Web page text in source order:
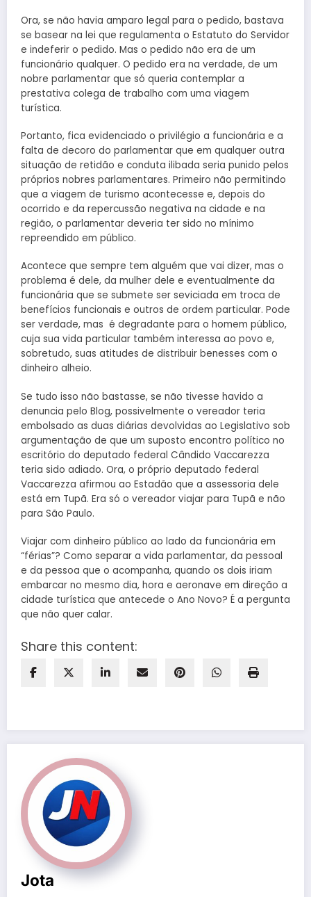
Ora, se não havia amparo legal para o pedido, bastava
se basear na lei que regulamenta o Estatuto do Servidor
e indeferir o pedido. Mas o pedido não era de um
funcionário qualquer. O pedido era na verdade, de um
nobre parlamentar que só queria contemplar a
prestativa colega de trabalho com uma viagem
turística.
Portanto, fica evidenciado o privilégio a funcionária e a
falta de decoro do parlamentar que em qualquer outra
situação de retidão e conduta ilibada seria punido pelos
próprios nobres parlamentares. Primeiro não permitindo
que a viagem de turismo acontecesse e, depois do
ocorrido e da repercussão negativa na cidade e na
região, o parlamentar deveria ter sido no mínimo
repreendido em público.
Acontece que sempre tem alguém que vai dizer, mas o
problema é dele, da mulher dele e eventualmente da
funcionária que se submete ser seviciada em troca de
benefícios funcionais e outros de ordem particular. Pode
ser verdade, mas é degradante para o homem público,
cuja sua vida particular também interessa ao povo e,
sobretudo, suas atitudes de distribuir benesses com o
dinheiro alheio.
Se tudo isso não bastasse, se não tivesse havido a
denuncia pelo Blog, possivelmente o vereador teria
embolsado as duas diárias devolvidas ao Legislativo sob
argumentação de que um suposto encontro político no
escritório do deputado federal Cândido Vaccarezza
teria sido adiado. Ora, o próprio deputado federal
Vaccarezza afirmou ao Estadão que a assessoria dele
está em Tupã. Era só o vereador viajar para Tupã e não
para São Paulo.
Viajar com dinheiro público ao lado da funcionária em
“férias”? Como separar a vida parlamentar, da pessoal
e da pessoa que o acompanha, quando os dois iriam
embarcar no mesmo dia, hora e aeronave em direção a
cidade turística que antecede o Ano Novo? É a pergunta
que não quer calar.
Share this content:
Jota